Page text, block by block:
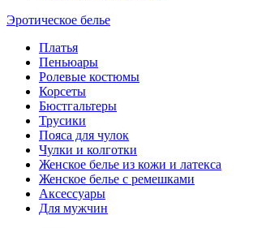
Эротическое белье
Платья
Пеньюары
Ролевые костюмы
Корсеты
Бюстгальтеры
Трусики
Пояса для чулок
Чулки и колготки
Женское белье из кожи и латекса
Женское белье с ремешками
Аксессуары
Для мужчин